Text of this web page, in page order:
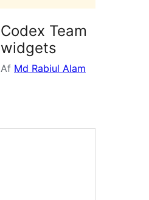
Codex Team
widgets
Af Md Rabiul Alam